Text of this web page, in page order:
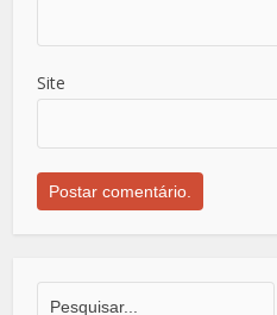
Site